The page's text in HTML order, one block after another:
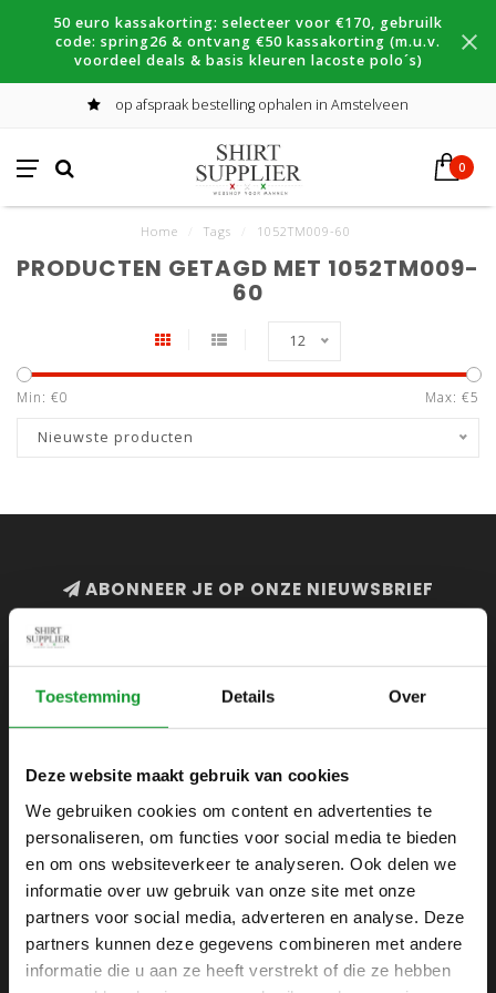
Toestemming Details Over
Deze website maakt gebruik van cookies
We gebruiken cookies om content en advertenties te
personaliseren, om functies voor social media te bieden
en om ons websiteverkeer te analyseren. Ook delen we
informatie over uw gebruik van onze site met onze
partners voor social media, adverteren en analyse. Deze
partners kunnen deze gegevens combineren met andere
informatie die u aan ze heeft verstrekt of die ze hebben
50 euro kassakorting: selecteer voor €170, gebruilk
code: spring26 & ontvang €50 kassakorting (m.u.v.
voordeel deals & basis kleuren lacoste polo´s)
op afspraak bestelling ophalen in Amstelveen
0
Home Tags 1052TM009-60
PRODUCTEN GETAGD MET 1052TM009-
60
12
Min: €0 Max: €5
Nieuwste producten
ABONNEER JE OP ONZE NIEUWSBRIEF
SHIRTSUPPLIER.NL
Webshop voor mannen
Zijlijnstraat 24
1433 DC
Kudelstaart
+31 6 42 52 32 80